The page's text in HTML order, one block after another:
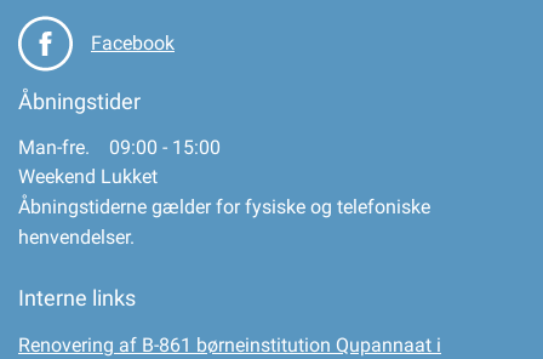
Facebook
Åbningstider
Man-fre. 09:00 - 15:00
Weekend Lukket
Åbningstiderne gælder for fysiske og telefoniske
henvendelser.
Interne links
Renovering af B-861 børneinstitution Qupannaat i